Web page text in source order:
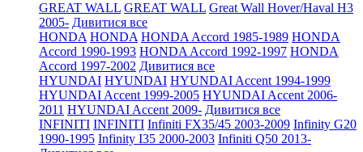
GREAT WALL GREAT WALL Great Wall Hover/Haval H3
2005- Дивитися все
HONDA HONDA HONDA Accord 1985-1989 HONDA
Accord 1990-1993 HONDA Accord 1992-1997 HONDA
Accord 1997-2002 Дивитися все
HYUNDAI HYUNDAI HYUNDAI Accent 1994-1999
HYUNDAI Accent 1999-2005 HYUNDAI Accent 2006-
2011 HYUNDAI Accent 2009- Дивитися все
INFINITI INFINITI Infiniti FX35/45 2003-2009 Infinity G20
1990-1995 Infinity I35 2000-2003 Infiniti Q50 2013-